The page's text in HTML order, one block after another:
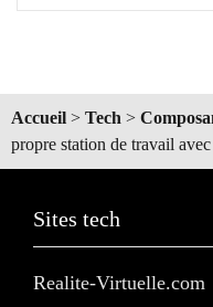
Accueil > Tech >
propre station de travail
Sites tech
Realite-Virtuelle.com